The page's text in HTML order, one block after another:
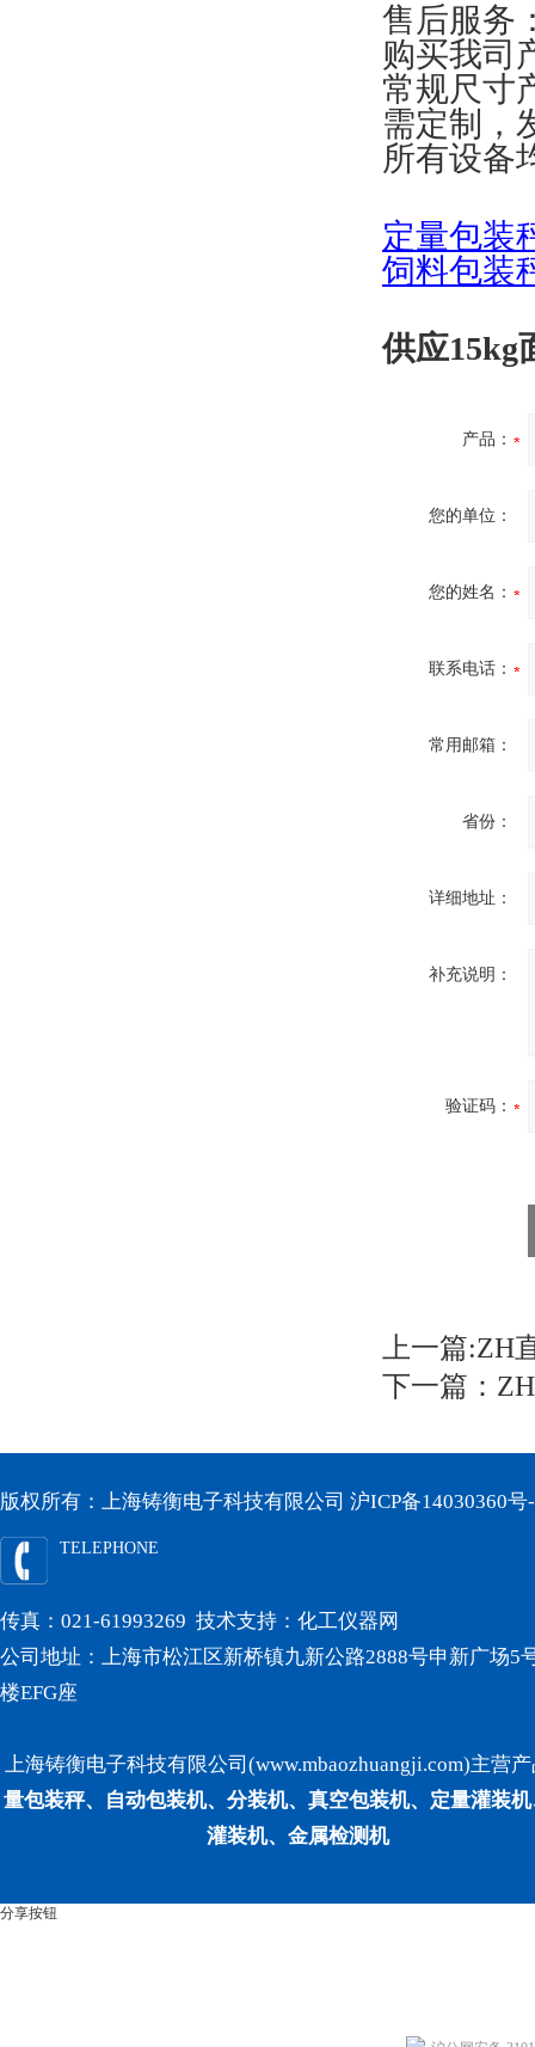
售后服务
购买我司
常规尺寸
需定制，
所有设备
定量包装
饲料包装
供应15kg
产品：
您的单位：
您的姓名：
联系电话：
常用邮箱：
省份：
详细地址：
补充说明：
验证码：
上一篇:ZH
下一篇：
版权所有：上海铸衡电子科技有限公司 沪ICP备14030360号
TELEPHONE
传真：021-61993269 技术支持： 化工仪器网
公司地址：上海市松江区新桥镇九新公路2888号申新广场5
楼EFG座
上海铸衡电子科技有限公司(www.mbaozhuangji.com)主营
量包装秤、自动包装机、分装机、真空包装机、定量灌装
灌装机、金属检测机
分享按钮